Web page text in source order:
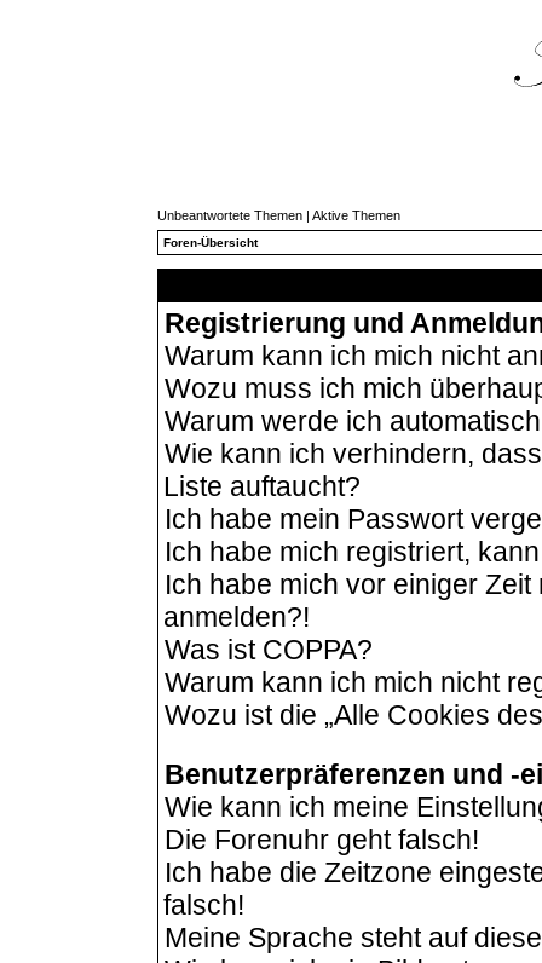
Unbeantwortete Themen | Aktive Themen
Foren-Übersicht
Registrierung und
Warum kann ich mich nicht
Wozu muss ich mich
Warum werde ich
Wie kann ich verhindern,
Liste auftaucht?
Ich habe mein Passwort
Ich habe mich registriert,
Ich habe mich vor einiger
anmelden?!
Was ist COPPA?
Warum kann ich mich nicht
Wozu ist die „Alle Cookies
Benutzerpräferenzen und -
Wie kann ich meine
Die Forenuhr geht falsch!
Ich habe die Zeitzone
falsch!
Meine Sprache steht auf